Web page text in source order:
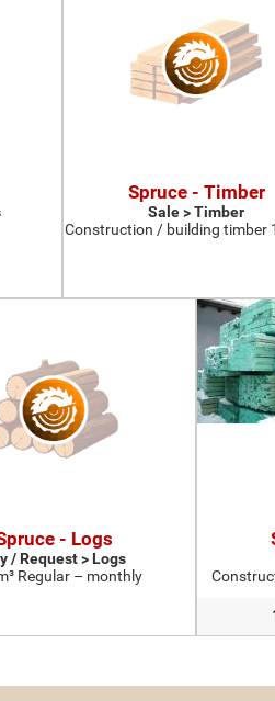
Spruce - Timber
Sale > Timber
Construction / building timber
- Logs
/ Request > Logs
Regular – monthly